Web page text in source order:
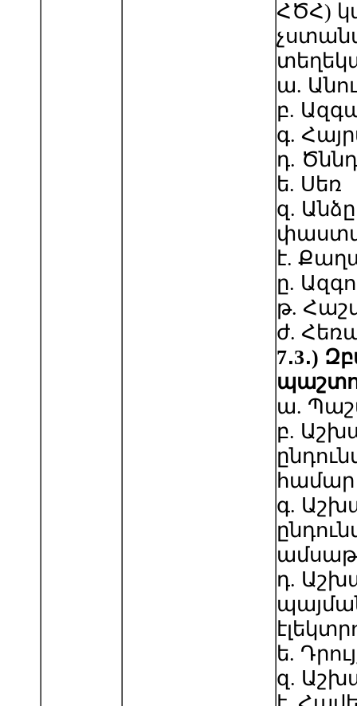
ՀԾՀ)
ա.
բ.
գ.
դ.
ե. Սեռ
զ.
է.
ը.
թ.
ժ.
7․3․)
ա.
բ.
համար
գ.
դ.
ե.
զ.